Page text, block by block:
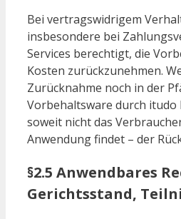
Bei vertragswidrigem
insbesondere bei
Services berechtigt, die
Kosten zurückzunehmen.
Zurücknahme noch in der
Vorbehaltsware durch itudo
soweit nicht das
Anwendung findet – der
§2.5 Anwendbares
Gerichtsstand,